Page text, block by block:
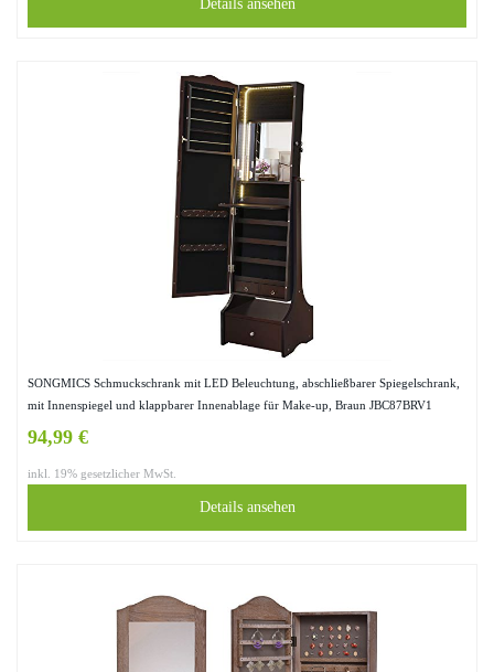
Details ansehen
SONGMICS Schmuckschrank mit LED Beleuchtung, abschließbarer Spiegelschrank,
mit Innenspiegel und klappbarer Innenablage für Make-up, Braun JBC87BRV1
94,99 €
inkl. 19% gesetzlicher MwSt.
Details ansehen